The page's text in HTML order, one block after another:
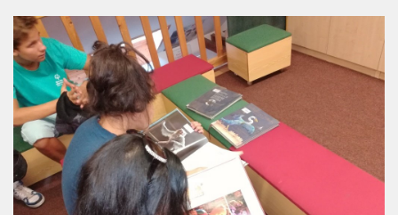
Úvod
Organizace školního roku
Úřední deska